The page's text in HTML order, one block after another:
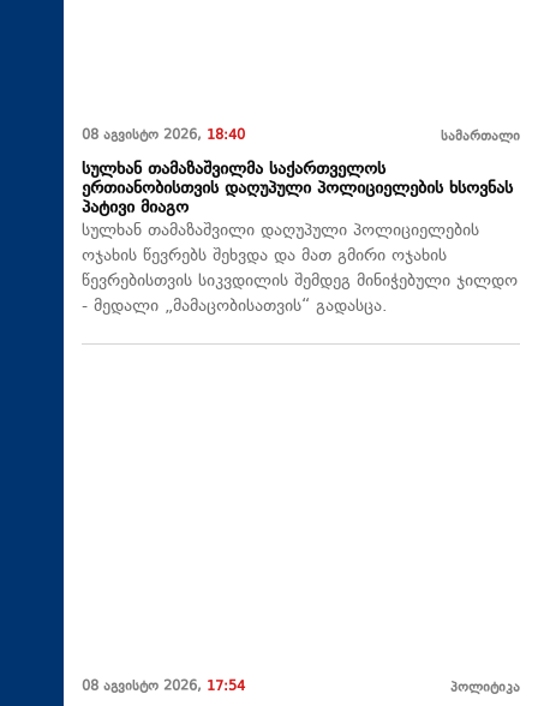
08 აგვისტო 2026, 18:40 სამართალი
სულხან თამაზაშვილმა საქართველოს
ერთიანობისთვის დაღუპული პოლიციელების ხსოვნას
პატივი მიაგო
სულხან თამაზაშვილი დაღუპული პოლიციელების
ოჯახის წევრებს შეხვდა და მათ გმირი ოჯახის
წევრებისთვის სიკვდილის შემდეგ მინიჭებული ჯილდო
- მედალი „მამაცობისათვის“ გადასცა.
08 აგვისტო 2026, 17:54 პოლიტიკა